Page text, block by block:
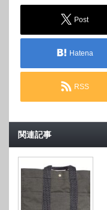
Post
Hatena
RSS
関連記事